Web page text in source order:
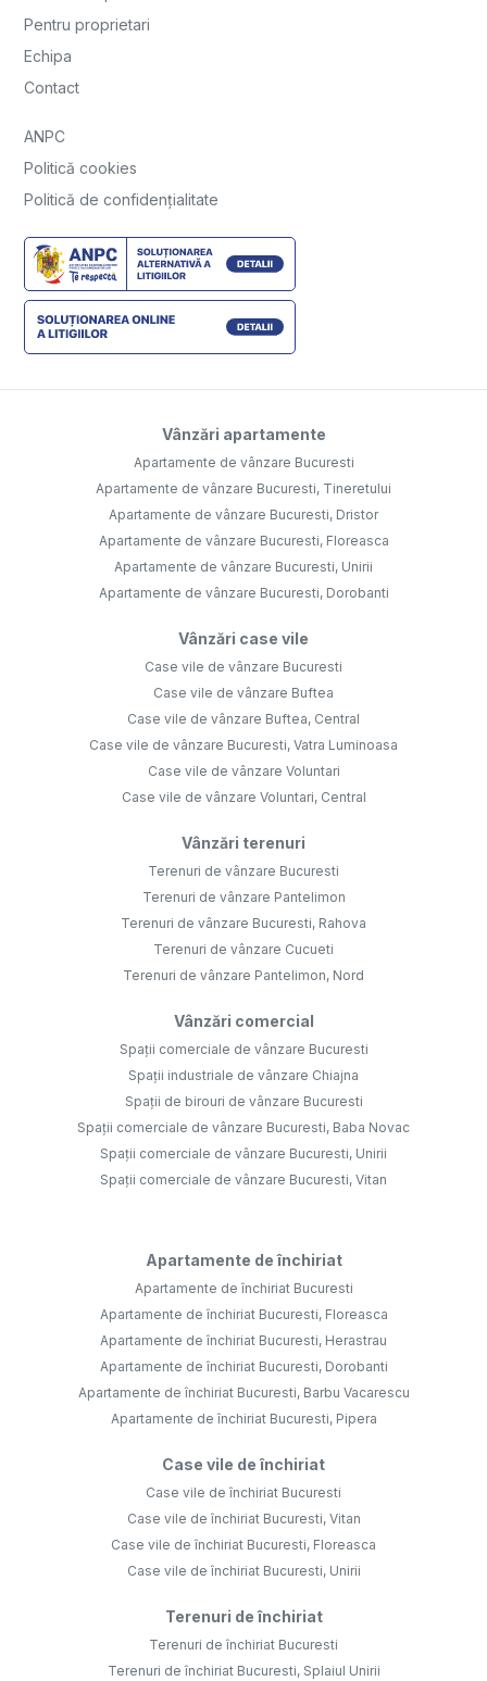
Pentru proprietari
Echipa
Contact
ANPC
Politică cookies
Politică de confidențialitate
Vânzări apartamente
Apartamente de vânzare Bucuresti
Apartamente de vânzare Bucuresti, Tineretului
Apartamente de vânzare Bucuresti, Dristor
Apartamente de vânzare Bucuresti, Floreasca
Apartamente de vânzare Bucuresti, Unirii
Apartamente de vânzare Bucuresti, Dorobanti
Vânzări case vile
Case vile de vânzare Bucuresti
Case vile de vânzare Buftea
Case vile de vânzare Buftea, Central
Case vile de vânzare Bucuresti, Vatra Luminoasa
Case vile de vânzare Voluntari
Case vile de vânzare Voluntari, Central
Vânzări terenuri
Terenuri de vânzare Bucuresti
Terenuri de vânzare Pantelimon
Terenuri de vânzare Bucuresti, Rahova
Terenuri de vânzare Cucueti
Terenuri de vânzare Pantelimon, Nord
Vânzări comercial
Spații comerciale de vânzare Bucuresti
Spații industriale de vânzare Chiajna
Spații de birouri de vânzare Bucuresti
Spații comerciale de vânzare Bucuresti, Baba Novac
Spații comerciale de vânzare Bucuresti, Unirii
Spații comerciale de vânzare Bucuresti, Vitan
Apartamente de închiriat
Apartamente de închiriat Bucuresti
Apartamente de închiriat Bucuresti, Floreasca
Apartamente de închiriat Bucuresti, Herastrau
Apartamente de închiriat Bucuresti, Dorobanti
Apartamente de închiriat Bucuresti, Barbu Vacarescu
Apartamente de închiriat Bucuresti, Pipera
Case vile de închiriat
Case vile de închiriat Bucuresti
Case vile de închiriat Bucuresti, Vitan
Case vile de închiriat Bucuresti, Floreasca
Case vile de închiriat Bucuresti, Unirii
Terenuri de închiriat
Terenuri de închiriat Bucuresti
Terenuri de închiriat Bucuresti, Splaiul Unirii